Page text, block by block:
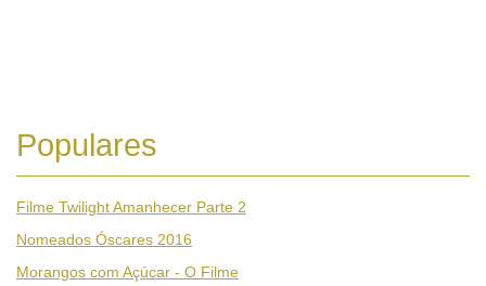
Populares
Filme Twilight Amanhecer Parte 2
Nomeados Óscares 2016
Morangos com Açúcar - O Filme